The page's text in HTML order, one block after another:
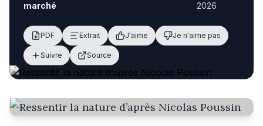
marché
2026
PDF Extrait J'aime Je n'aime pas
Suivre Source